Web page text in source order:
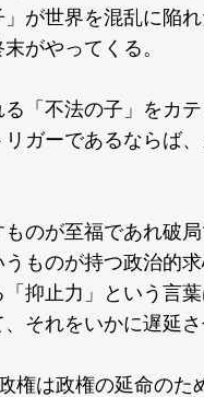
が世界を混乱に陥
がやってくる。
「不法の子」をカ
ガーであるならば
のが至福であれ破
ものが持つ政治的
抑止力」という言
それをいかに遅延
権は政権の延命のた